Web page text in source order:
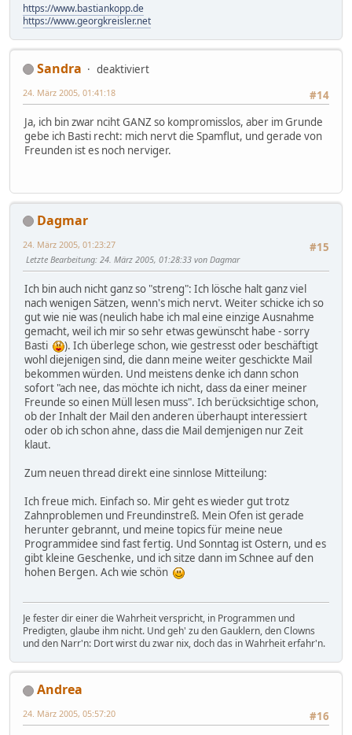
https://www.bastiankopp.de
https://www.georgkreisler.net
Sandra
deaktiviert
#14
24. März 2005, 01:41:18
Ja, ich bin zwar nciht GANZ so kompromisslos, aber im Grunde
gebe ich Basti recht: mich nervt die Spamflut, und gerade von
Freunden ist es noch nerviger.
Dagmar
#15
24. März 2005, 01:23:27
Letzte Bearbeitung: 24. März 2005, 01:28:33 von Dagmar
Ich bin auch nicht ganz so "streng": Ich lösche halt ganz viel
nach wenigen Sätzen, wenn's mich nervt. Weiter schicke ich so
gut wie nie was (neulich habe ich mal eine einzige Ausnahme
gemacht, weil ich mir so sehr etwas gewünscht habe - sorry
Basti
). Ich überlege schon, wie gestresst oder beschäftigt
wohl diejenigen sind, die dann meine weiter geschickte Mail
bekommen würden. Und meistens denke ich dann schon
sofort "ach nee, das möchte ich nicht, dass da einer meiner
Freunde so einen Müll lesen muss". Ich berücksichtige schon,
ob der Inhalt der Mail den anderen überhaupt interessiert
oder ob ich schon ahne, dass die Mail demjenigen nur Zeit
klaut.
Zum neuen thread direkt eine sinnlose Mitteilung:
Ich freue mich. Einfach so. Mir geht es wieder gut trotz
Zahnproblemen und Freundinstreß. Mein Ofen ist gerade
herunter gebrannt, und meine topics für meine neue
Programmidee sind fast fertig. Und Sonntag ist Ostern, und es
gibt kleine Geschenke, und ich sitze dann im Schnee auf den
hohen Bergen. Ach wie schön
Je fester dir einer die Wahrheit verspricht, in Programmen und
Predigten, glaube ihm nicht. Und geh' zu den Gauklern, den Clowns
und den Narr'n: Dort wirst du zwar nix, doch das in Wahrheit erfahr'n.
Andrea
#16
24. März 2005, 05:57:20